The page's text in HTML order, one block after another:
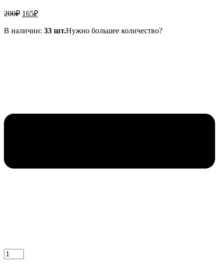
200₽ Первоначальная
составляла
165₽Текущая
165₽.
В наличии: 33 шт.Нужно большее количество?